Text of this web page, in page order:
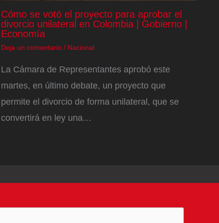
Cómo se votó el proyecto para aprobar el
divorcio unilateral en Colombia | Gobierno |
Economía
Deja un comentario / Nacional
La Cámara de Representantes aprobó este
martes, en último debate, un proyecto que
permite el divorcio de forma unilateral, que se
convertirá en ley una…